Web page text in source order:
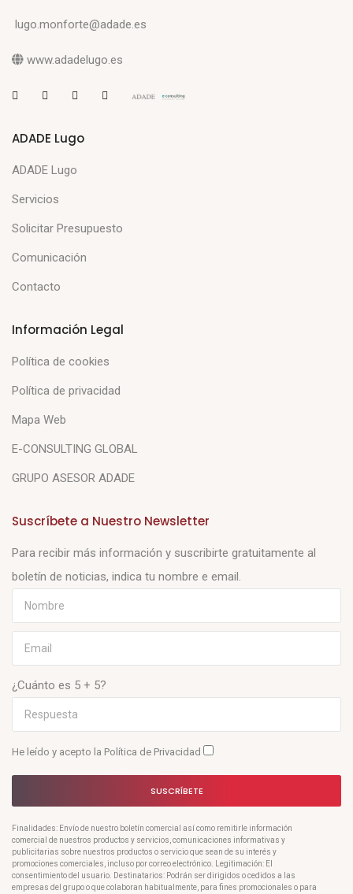
lugo.monforte@adade.es
www.adadelugo.es
ADADE Lugo
ADADE Lugo
Servicios
Solicitar Presupuesto
Comunicación
Contacto
Información Legal
Política de cookies
Política de privacidad
Mapa Web
E-CONSULTING GLOBAL
GRUPO ASESOR ADADE
Suscríbete a Nuestro Newsletter
Para recibir más información y suscribirte gratuitamente al
boletín de noticias, indica tu nombre e email.
¿Cuánto es 5 + 5?
He leído y acepto la Política de Privacidad
SUSCRÍBETE
Finalidades: Envío de nuestro boletín comercial así como remitirle información
comercial de nuestros productos y servicios, comunicaciones informativas y
publicitarias sobre nuestros productos o servicio que sean de su interés y
promociones comerciales, incluso por correo electrónico. Legitimación: El
consentimiento del usuario. Destinatarios: Podrán ser dirigidos o cedidos a las
empresas del grupo o que colaboran habitualmente, para fines promocionales o para